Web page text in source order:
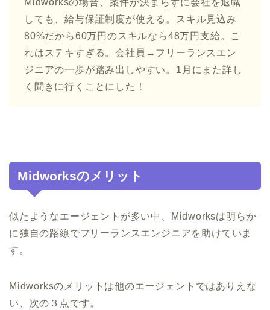
Midworksの場合、案件が決まらずに会社を退職
しても、給与保証制度が使える。スキル見込み
80%だから60万円のスキルなら48万円支給。こ
れはステキすぎる。会社員→フリーランスエン
ジニアの一歩が踏み出しやすい。1月にまた詳し
く聞きに行くことにした！
Midworksのメリット
似たようなエージェントが多い中、Midworksは明らか
に独自の路線でフリーランスエンジニアを助けていま
す。
Midworksのメリットは他のエージェントではありえな
い、次の３点です。